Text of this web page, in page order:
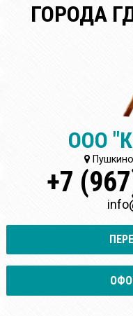
ГОРОДА
ООО
+7